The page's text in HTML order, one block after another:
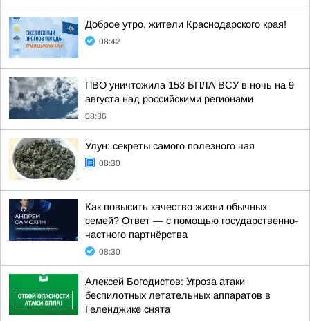
Доброе утро, жители Краснодарского края!
08:42
ПВО уничтожила 153 БПЛА ВСУ в ночь на 9
августа над российскими регионами
08:36
Улун: секреты самого полезного чая
08:30
Как повысить качество жизни обычных
семей? Ответ — с помощью государственно-
частного партнёрства
08:30
Алексей Богодистов: Угроза атаки
беспилотных летательных аппаратов в
Геленджике снята